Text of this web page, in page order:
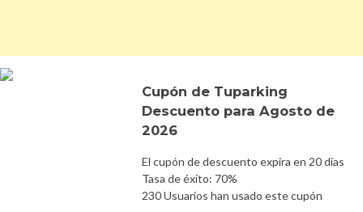
Cupón de Tuparking
Descuento para Agosto de
2026
El cupón de descuento expira en 20 días
Tasa de éxito: 70%
230 Usuarios han usado este cupón